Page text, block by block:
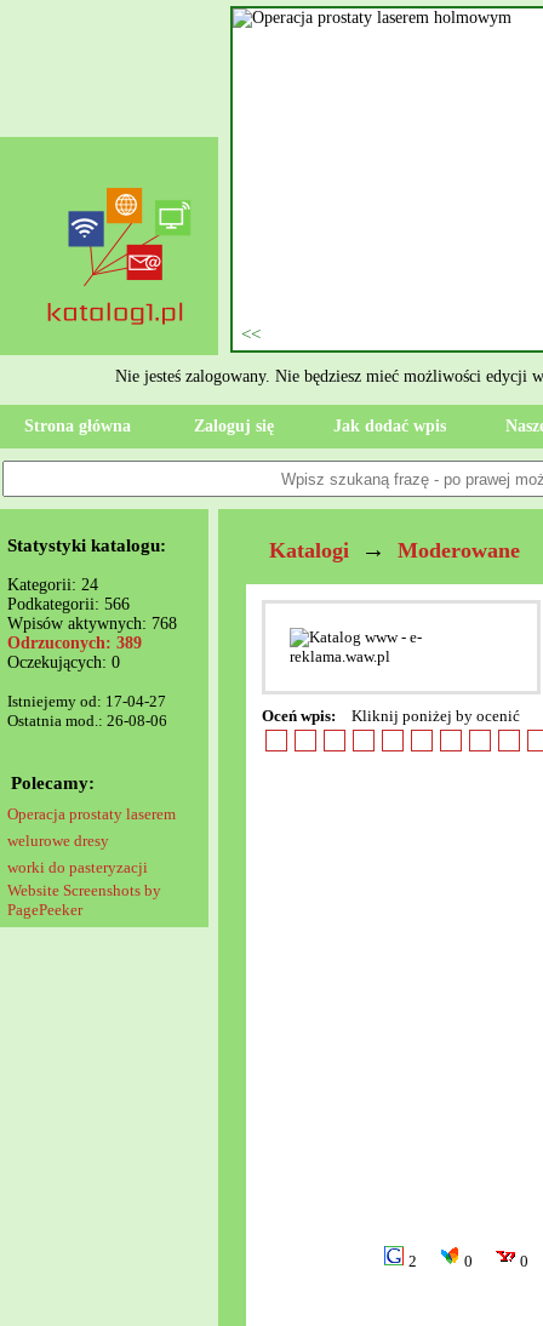
rzetelne układanie płytek
Rzeszów i dbamy o to,
gdy Twoja przestrzeń
przywracając ponownie
Nie jesteś zalogowany. Nie będziesz mieć możliwości edycji
Strona główna Zaloguj się Jak dodać wpis
Statystyki katalogu:
Kategorii: 24
Podkategorii: 566
Wpisów aktywnych: 768
Odrzuconych: 389
Oczekujących: 0
Istniejemy od: 17-04-27
Ostatnia mod.: 26-08-06
Polecamy:
Operacja prostaty laserem
welurowe dresy
worki do pasteryzacji
Website Screenshots by
PagePeeker
Katalogi → Moderowane
Oceń wpis: Kliknij poniżej by ocenić
2 0 0